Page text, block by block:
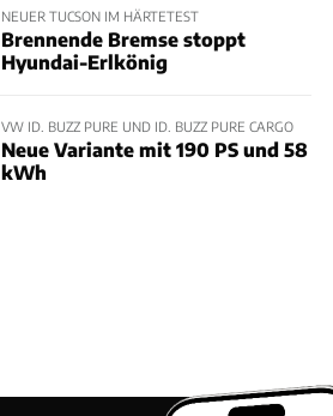
NEUER TUCSON IM HÄRTETEST
Brennende Bremse stoppt
Hyundai-Erlkönig
VW ID. BUZZ PURE UND ID. BUZZ PURE CARGO
Neue Variante mit 190 PS und 58
kWh